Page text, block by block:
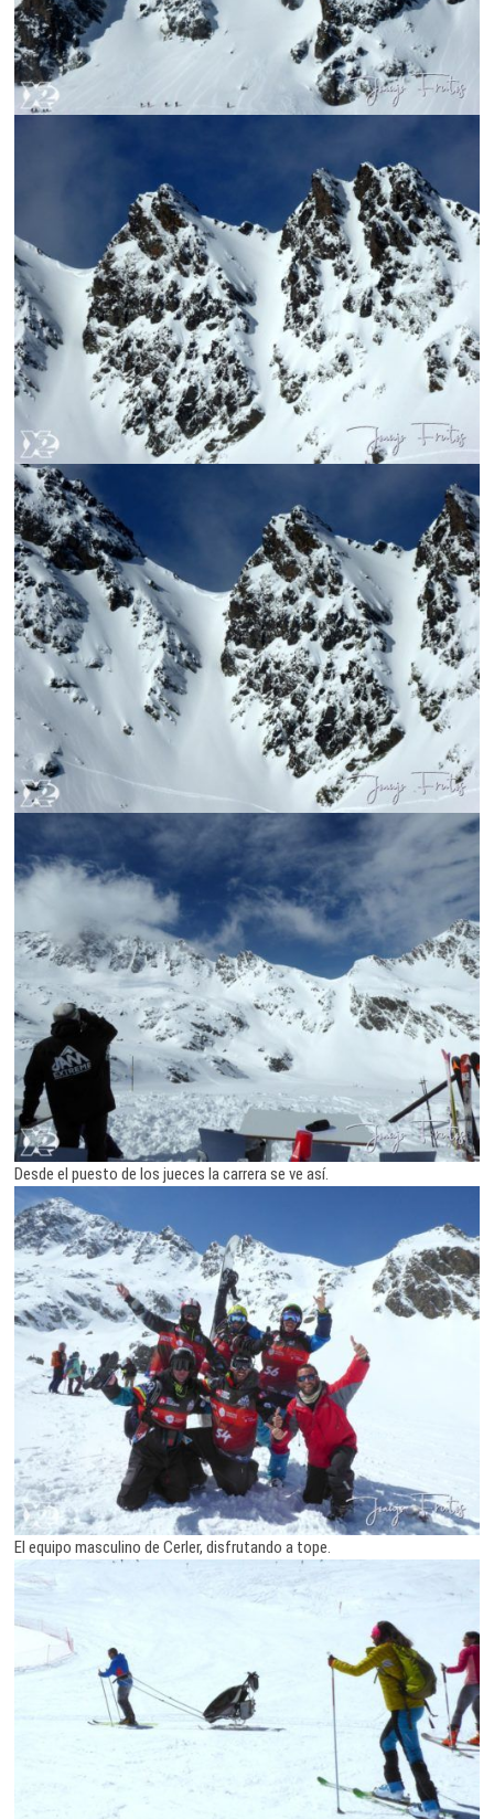
Desde el puesto de los jueces la carrera se ve así.
El equipo masculino de Cerler, disfrutando a tope.